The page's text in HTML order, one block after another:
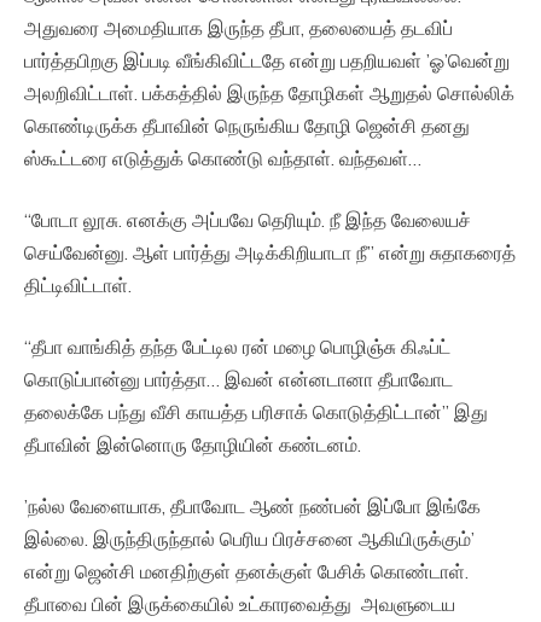
அதுவரை அமைதியாக இருந்த தீபா, தலையைத் தடவிப்
பார்த்தபிறகு இப்படி வீங்கிவிட்டதே என்று பதறியவள் ’ஓ’வென்று
அலறிவிட்டாள். பக்கத்தில் இருந்த தோழிகள் ஆறுதல் சொல்லிக்
கொண்டிருக்க தீபாவின் நெருங்கிய தோழி ஜென்சி தனது
ஸ்கூட்டரை எடுத்துக் கொண்டு வந்தாள். வந்தவள்…
“போடா லூசு. எனக்கு அப்பவே தெரியும். நீ இந்த வேலையச்
செய்வேன்னு. ஆள் பார்த்து அடிக்கிறியாடா நீ” என்று சுதாகரைத்
திட்டிவிட்டாள்.
“தீபா வாங்கித் தந்த பேட்டில ரன் மழை பொழிஞ்சு கிஃப்ட்
கொடுப்பான்னு பார்த்தா… இவன் என்னடானா தீபாவோட
தலைக்கே பந்து வீசி காயத்த பரிசாக் கொடுத்திட்டான்” இது
தீபாவின் இன்னொரு தோழியின் கண்டனம்.
’நல்ல வேளையாக, தீபாவோட ஆண் நண்பன் இப்போ இங்கே
இல்லை. இருந்திருந்தால் பெரிய பிரச்சனை ஆகியிருக்கும்’
என்று ஜென்சி மனதிற்குள் தனக்குள் பேசிக் கொண்டாள்.
தீபாவை பின் இருக்கையில் உட்காரவைத்து அவளுடைய